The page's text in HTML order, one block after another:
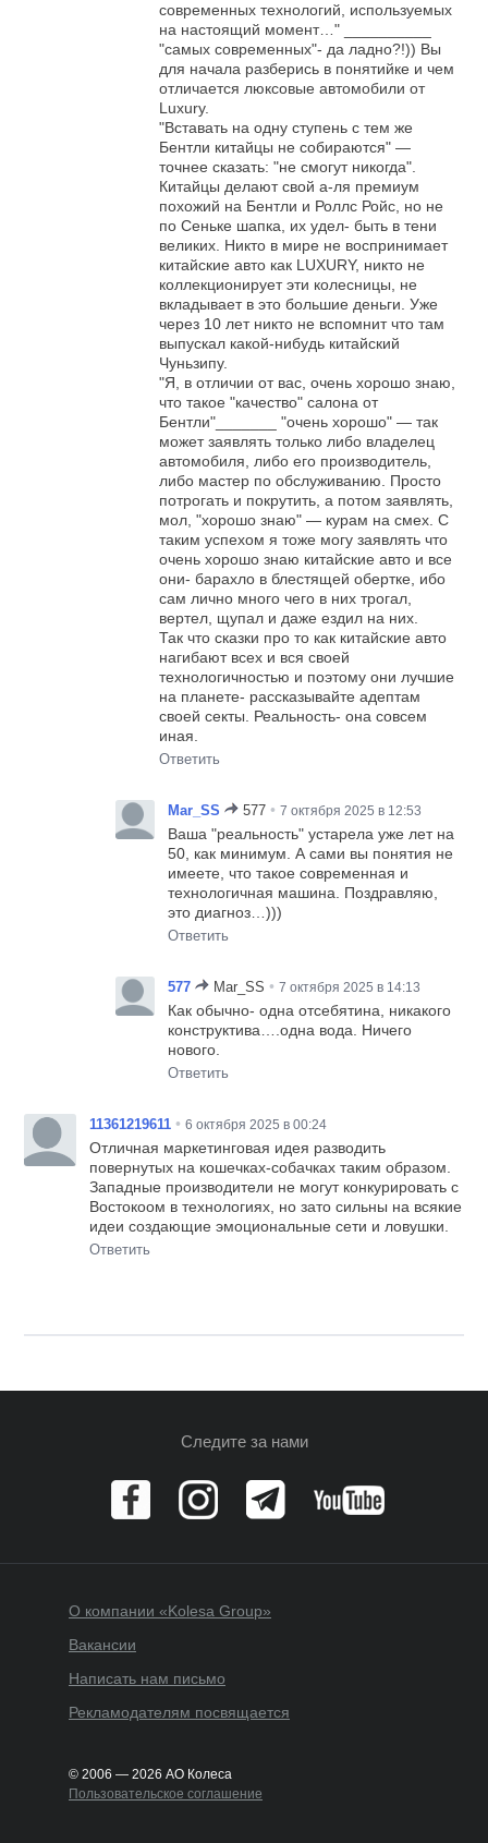
современных технологий, используемых
на настоящий момент…" __________
"самых современных"- да ладно?!)) Вы
для начала разберись в понятийке и чем
отличается люксовые автомобили от
Luxury.
"Вставать на одну ступень с тем же
Бентли китайцы не собираются" —
точнее сказать: "не смогут никогда".
Китайцы делают свой а-ля премиум
похожий на Бентли и Роллс Ройс, но не
по Сеньке шапка, их удел- быть в тени
великих. Никто в мире не воспринимает
китайские авто как LUXURY, никто не
коллекционирует эти колесницы, не
вкладывает в это большие деньги. Уже
через 10 лет никто не вспомнит что там
выпускал какой-нибудь китайский
Чуньзипу.
"Я, в отличии от вас, очень хорошо знаю,
что такое "качество" салона от
Бентли"_______ "очень хорошо" — так
может заявлять только либо владелец
автомобиля, либо его производитель,
либо мастер по обслуживанию. Просто
потрогать и покрутить, а потом заявлять,
мол, "хорошо знаю" — курам на смех. С
таким успехом я тоже могу заявлять что
очень хорошо знаю китайские авто и все
они- барахло в блестящей обертке, ибо
сам лично много чего в них трогал,
вертел, щупал и даже ездил на них.
Так что сказки про то как китайские авто
нагибают всех и вся своей
технологичностью и поэтому они лучшие
на планете- рассказывайте адептам
своей секты. Реальность- она совсем
иная.
Ответить
Mar_SS 577 • 7 октября 2025 в 12:53
Ваша "реальность" устарела уже лет на
50, как минимум. А сами вы понятия не
имеете, что такое современная и
технологичная машина. Поздравляю,
это диагноз…)))
Ответить
577 Mar_SS • 7 октября 2025 в 14:13
Как обычно- одна отсебятина, никакого
конструктива….одна вода. Ничего
нового.
Ответить
11361219611 • 6 октября 2025 в 00:24
Отличная маркетинговая идея разводить
повернутых на кошечках-собачках таким образом.
Западные производители не могут конкурировать с
Востокоом в технологиях, но зато сильны на всякие
идеи создающие эмоциональные сети и ловушки.
Ответить
Следите за нами
О компании «Kolesa Group»
Вакансии
Написать нам письмо
Рекламодателям посвящается
© 2006 — 2026 АО Колеса
Пользовательское соглашение